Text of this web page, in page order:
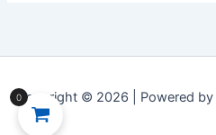
Copyright © 2026 | Powered by
0